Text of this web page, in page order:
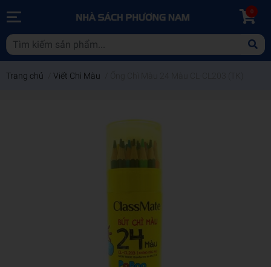
0
Trang chủ Viết Chì Màu